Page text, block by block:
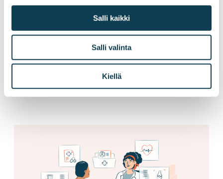
Salli kaikki
Salli valinta
Kiellä
Sinua saattaa myös